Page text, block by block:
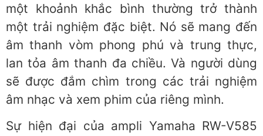
một khoảnh khắc bình thường trở thành
một trải nghiệm đặc biệt. Nó sẽ mang đến
âm thanh vòm phong phú và trung thực,
lan tỏa âm thanh đa chiều. Và người dùng
sẽ được đắm chìm trong các trải nghiệm
âm nhạc và xem phim của riêng mình.
Sự hiện đại của ampli Yamaha RW-V585